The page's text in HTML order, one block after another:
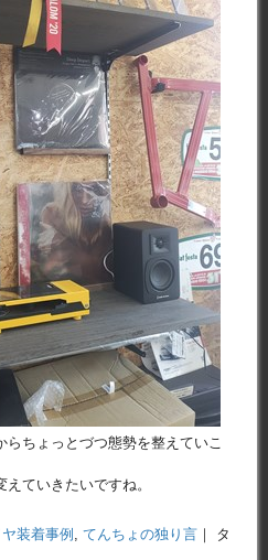
らちょっとづつ態勢を整えていこ
ていきたいですね。
装着事例 てんちょの独り言 ｜ タ